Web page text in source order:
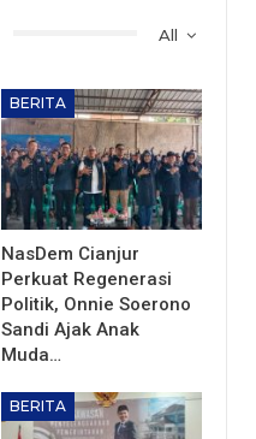
All
BERITA
NasDem Cianjur
Perkuat Regenerasi
Politik, Onnie Soerono
Sandi Ajak Anak
Muda…
BERITA